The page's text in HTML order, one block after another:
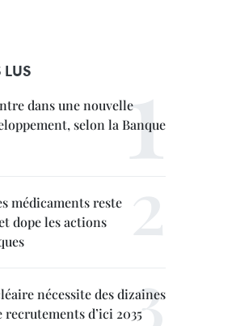
LUS
dans une nouvelle
selon la Banque
médicaments reste
dope les actions
nécessite des dizaines
d’ici 2035